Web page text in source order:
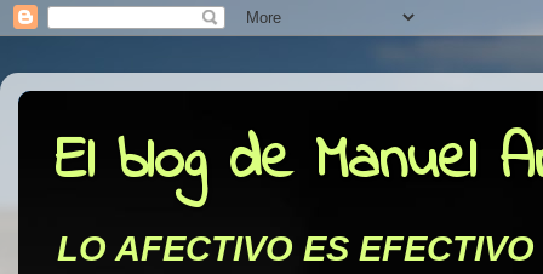
El blog de Manuel
LO AFECTIVO ES EFECTIVO